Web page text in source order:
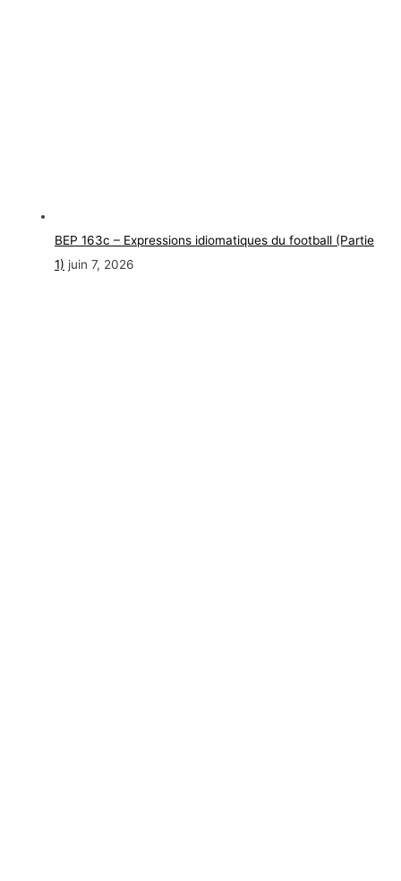
BEP 163c – Expressions idiomatiques du football (Partie
1) juin 7, 2026